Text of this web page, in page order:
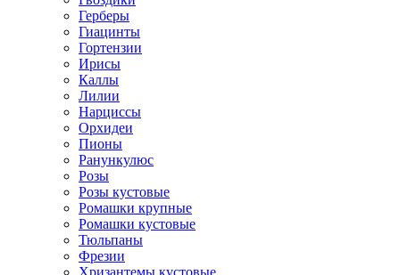
Герберы
Гиацинты
Гортензии
Ирисы
Каллы
Лилии
Нарциссы
Орхидеи
Пионы
Ранункулюс
Розы
Розы кустовые
Ромашки крупные
Ромашки кустовые
Тюльпаны
Фрезии